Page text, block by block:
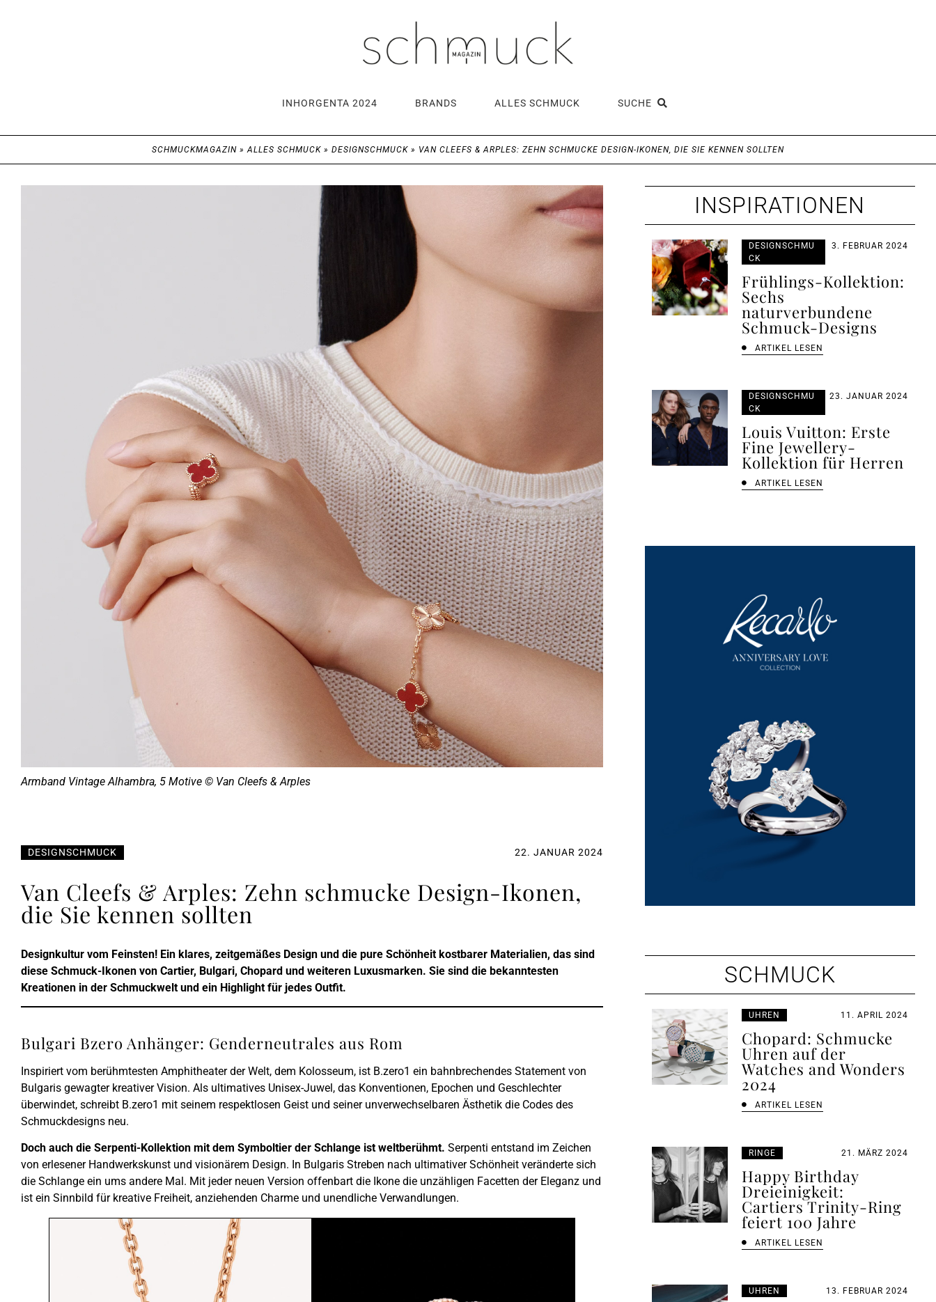
INHORGENTA 2024 BRANDS ALLES SCHMUCK SUCHE
SCHMUCKMAGAZIN » ALLES SCHMUCK » DESIGNSCHMUCK » VAN CLEEFS & ARPLES: ZEHN SCHMUCKE DESIGN-IKONEN, DIE SIE KENNEN SOLLTEN
Armband Vintage Alhambra, 5 Motive © Van Cleefs & Arples
DESIGNSCHMUCK 22. JANUAR 2024
Van Cleefs & Arples: Zehn schmucke Design-Ikonen,
die Sie kennen sollten
Designkultur vom Feinsten! Ein klares, zeitgemäßes Design und die pure Schönheit kostbarer Materialien, das sind
diese Schmuck-Ikonen von Cartier, Bulgari, Chopard und weiteren Luxusmarken. Sie sind die bekanntesten
Kreationen in der Schmuckwelt und ein Highlight für jedes Outfit.
Bulgari Bzero Anhänger: Genderneutrales aus Rom
Inspiriert vom berühmtesten Amphitheater der Welt, dem Kolosseum, ist B.zero1 ein bahnbrechendes Statement von
Bulgaris gewagter kreativer Vision. Als ultimatives Unisex-Juwel, das Konventionen, Epochen und Geschlechter
überwindet, schreibt B.zero1 mit seinem respektlosen Geist und seiner unverwechselbaren Ästhetik die Codes des
Schmuckdesigns neu.
Doch auch die Serpenti-Kollektion mit dem Symboltier der Schlange ist weltberühmt. Serpenti entstand im Zeichen
von erlesener Handwerkskunst und visionärem Design. In Bulgaris Streben nach ultimativer Schönheit veränderte sich
die Schlange ein ums andere Mal. Mit jeder neuen Version offenbart die Ikone die unzähligen Facetten der Eleganz und
ist ein Sinnbild für kreative Freiheit, anziehenden Charme und unendliche Verwandlungen.
INSPIRATIONEN
DESIGNSCHMU
CK
3. FEBRUAR 2024
Frühlings-Kollektion:
Sechs
naturverbundene
Schmuck-Designs
ARTIKEL LESEN
DESIGNSCHMU
CK
23. JANUAR 2024
Louis Vuitton: Erste
Fine Jewellery-
Kollektion für Herren
ARTIKEL LESEN
SCHMUCK
UHREN 11. APRIL 2024
Chopard: Schmucke
Uhren auf der
Watches and Wonders
2024
ARTIKEL LESEN
RINGE 21. MÄRZ 2024
Happy Birthday
Dreieinigkeit:
Cartiers Trinity-Ring
feiert 100 Jahre
ARTIKEL LESEN
UHREN 13. FEBRUAR 2024